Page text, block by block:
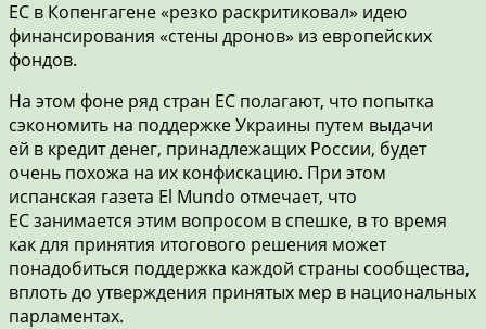
ЕС в Копенгагене «резко раскритиковал» идею
финансирования «стены дронов» из европейских
фондов.
На этом фоне ряд стран ЕС полагают, что попытка
сэкономить на поддержке Украины путем выдачи
ей в кредит денег, принадлежащих России, будет
очень похожа на их конфискацию. При этом
испанская газета El Mundo отмечает, что
ЕС занимается этим вопросом в спешке, в то время
как для принятия итогового решения может
понадобиться поддержка каждой страны сообщества,
вплоть до утверждения принятых мер в национальных
парламентах.